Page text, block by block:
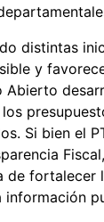
distintas
y
Si bien el
de fortalecer